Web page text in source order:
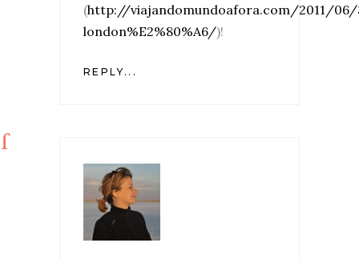
(http://viajandomundoafora.com/2011/
london%E2%80%A6/)!
REPLY...